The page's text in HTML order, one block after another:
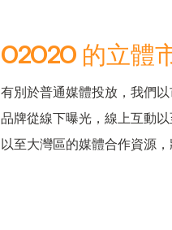
O2O2O的立體
有別於普通媒體投放，我們
品牌從線下曝光，線上互動
以至大灣區的媒體合作資源